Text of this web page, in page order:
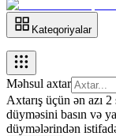
Kateqoriyalar
Məhsul axtar
Axtarış üçün ən azı
düyməsini basın və
düymələrindən